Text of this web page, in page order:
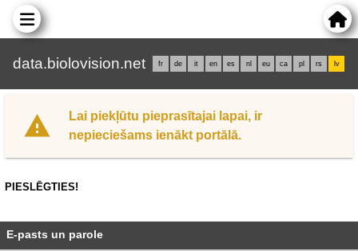
data.biolovision.net fr de it en es nl eu ca pl rs lv
Lai piekļūtu pieprasītajai lapai, ir
nepieciešams ienākt portālā.
PIESLĒGTIES!
E-pasts un parole